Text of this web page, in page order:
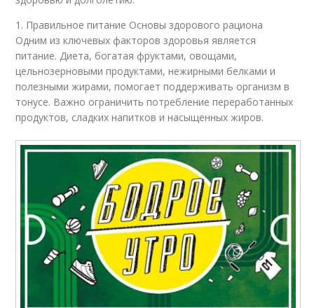
1. Правильное питание Основы здорового рациона
Одним из ключевых факторов здоровья является
питание. Диета, богатая фруктами, овощами,
цельнозерновыми продуктами, нежирными белками и
полезными жирами, помогает поддерживать организм в
тонусе. Важно ограничить потребление переработанных
продуктов, сладких напитков и насыщенных жиров.